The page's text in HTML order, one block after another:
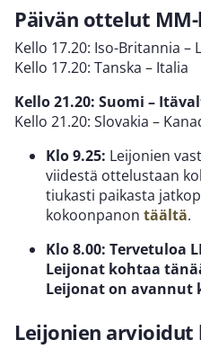
Päivän ottelut
Kello 17.20: Iso-Britannia –
Kello 17.20: Tanska – Italia
Kello 21.20: Suomi –
Kello 21.20: Slovakia –
Klo 9.25: Leijonien
viidestä ottelustaan
tiukasti paikasta
kokoonpanon täältä.
Klo 8.00: Tervetuloa
Leijonat kohtaa
Leijonat on avannut
Leijonien